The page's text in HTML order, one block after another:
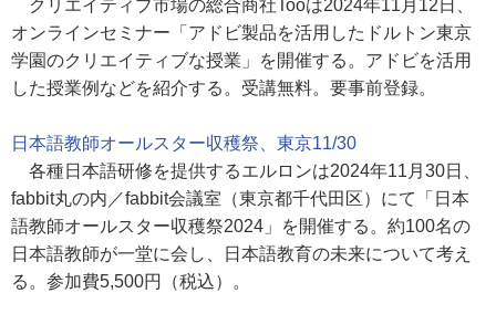
クリエイティブ市場の総合商社Tooは2024年11月12日、
オンラインセミナー「アドビ製品を活用したドルトン東京
学園のクリエイティブな授業」を開催する。アドビを活用
した授業例などを紹介する。受講無料。要事前登録。
日本語教師オールスター収穫祭、東京11/30
各種日本語研修を提供するエルロンは2024年11月30日、
fabbit丸の内／fabbit会議室（東京都千代田区）にて「日本
語教師オールスター収穫祭2024」を開催する。約100名の
日本語教師が一堂に会し、日本語教育の未来について考え
る。参加費5,500円（税込）。